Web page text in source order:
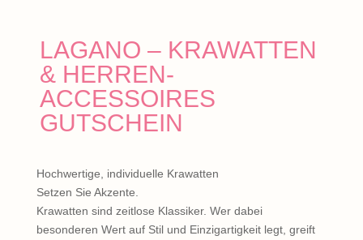
LAGANO – KRAWATTEN
& HERREN-
ACCESSOIRES
GUTSCHEIN
Hochwertige, individuelle Krawatten
Setzen Sie Akzente.
Krawatten sind zeitlose Klassiker. Wer dabei
besonderen Wert auf Stil und Einzigartigkeit legt, greift